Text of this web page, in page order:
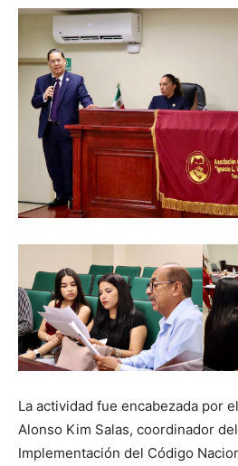
La actividad fue encabezada por
Alonso Kim Salas, coordinador
Implementación del Código